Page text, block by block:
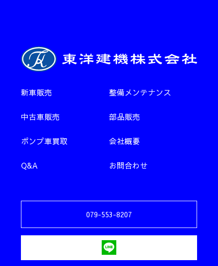
新車販売 整備メンテナンス
中古車販売 部品販売
ポンプ車買取 会社概要
Q&A お問合わせ
079-553-8207